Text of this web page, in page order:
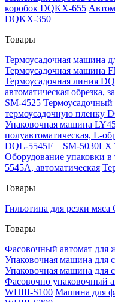
коробок DQKX-655
DQKX-350
Товары
Термоусадочная машина
Термоусадочная машина
Термоусадочная линия
автоматическая обрезка,
SM-4525
термоусадочную пленку
Упаковочная машина
полуавтоматическая, L-
DQL-5545F + SM-5030LX
Оборудование упаковки
5545A, автоматическая
Товары
Гильотина для резки
Товары
Фасовочный автомат для
Упаковочная машина для
Упаковочная машина для
Фасовочно упаковочный
WHIII-S100 Машина для